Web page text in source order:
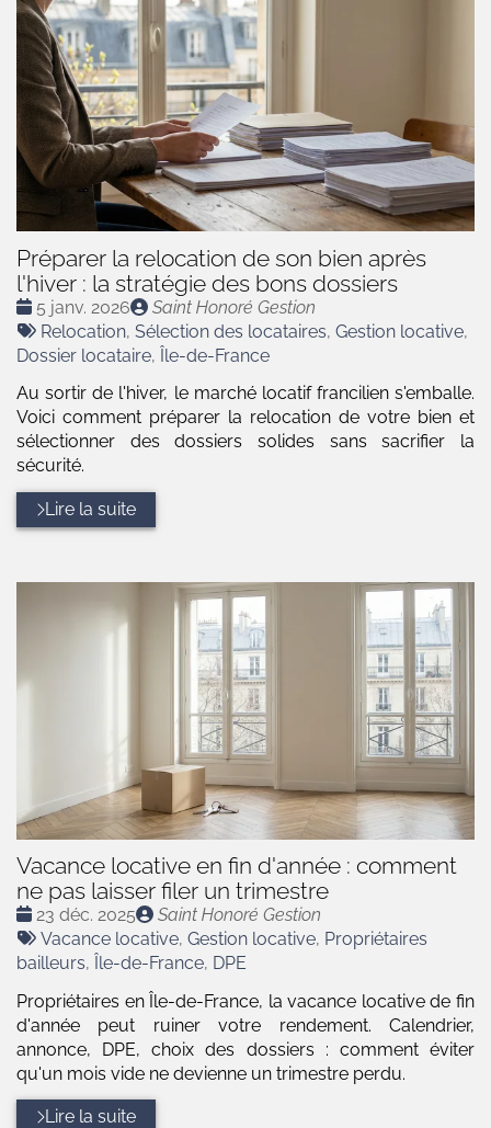
Préparer la relocation de son bien après
l'hiver : la stratégie des bons dossiers
Date
:
5 janv. 2026
Publié
par
Saint Honoré Gestion
Tags
:
Relocation, Sélection des locataires, Gestion locative,
Dossier locataire, Île-de-France
Au sortir de l'hiver, le marché locatif francilien s'emballe.
Voici comment préparer la relocation de votre bien et
sélectionner des dossiers solides sans sacrifier la
sécurité.
Lire la suite
Vacance locative en fin d'année : comment
ne pas laisser filer un trimestre
Date
:
23 déc. 2025
Publié
par
Saint Honoré Gestion
Tags
:
Vacance locative, Gestion locative, Propriétaires
bailleurs, Île-de-France, DPE
Propriétaires en Île-de-France, la vacance locative de fin
d'année peut ruiner votre rendement. Calendrier,
annonce, DPE, choix des dossiers : comment éviter
qu'un mois vide ne devienne un trimestre perdu.
Lire la suite